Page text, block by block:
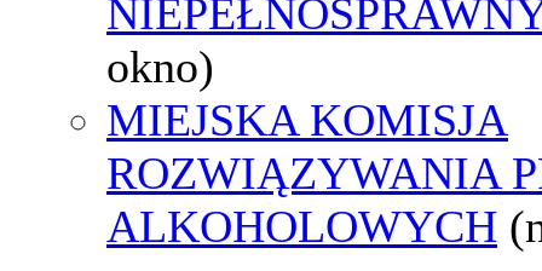
okno)
MIEJSKA KOMISJA
ROZWIĄZYWANIA
ALKOHOLOWYCH